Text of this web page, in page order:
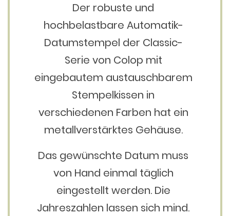
Der robuste und
hochbelastbare Automatik-
Datumstempel der Classic-
Serie von Colop mit
eingebautem austauschbarem
Stempelkissen in
verschiedenen Farben hat ein
metallverstärktes Gehäuse.
Das gewünschte Datum muss
von Hand einmal täglich
eingestellt werden. Die
Jahreszahlen lassen sich mind.